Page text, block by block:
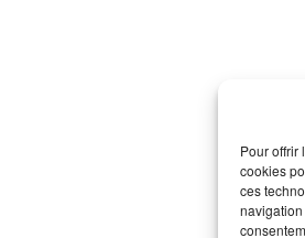
Pour offrir
cookies
ces